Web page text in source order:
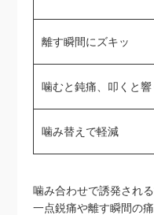
離す瞬間にズキッ
噛むと鈍痛、叩くと響
噛み替えで軽減
噛み合わせで誘発され
一点鋭痛や離す瞬間の